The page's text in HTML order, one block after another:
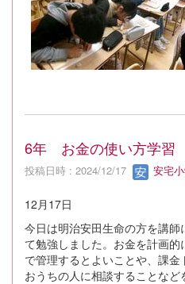
6年 お金の使い方学習
投稿日時 : 2024/12/17 安宅
12月17日
今日は明治安田生命の方を講
て勉強しました。お金を計画
で管理するとよいことや、課
おうちの人に相談することなど